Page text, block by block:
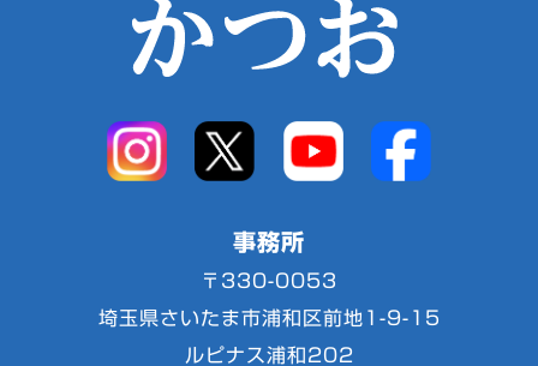
事務所
〒330-0053
埼玉県さいたま市浦和区前地1-9-15
ルピナス浦和202